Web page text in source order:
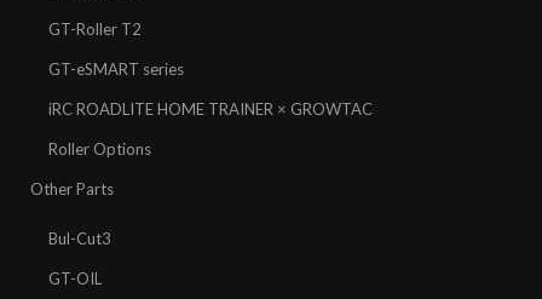
GT-Roller T2
GT-eSMART series
iRC ROADLITE HOME TRAINER × GROWTAC
Roller Options
Other Parts
Bul-Cut3
GT-OIL